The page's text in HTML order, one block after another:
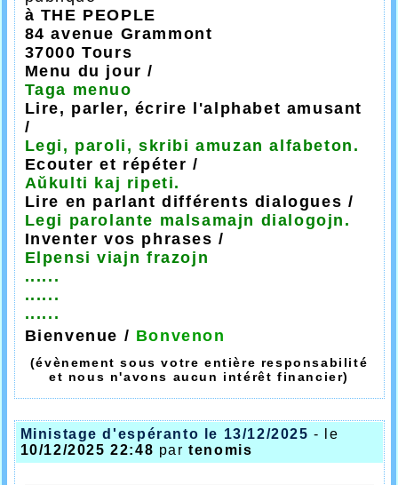
à THE PEOPLE
84 avenue Grammont
37000 Tours
Menu du jour /
Taga menuo
Lire, parler, écrire l'alphabet amusant
/
Legi, paroli, skribi amuzan alfabeton.
Ecouter et répéter /
Aŭkulti kaj ripeti.
Lire en parlant différents dialogues /
Legi parolante malsamajn dialogojn.
Inventer vos phrases /
Elpensi viajn frazojn
......
......
......
Bienvenue / Bonvenon
(évènement sous votre entière responsabilité
et nous n'avons aucun intérêt financier)
Ministage d'espéranto le 13/12/2025 - le
10/12/2025 22:48 partenomis